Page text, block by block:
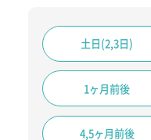
土日(2,3日)
1ヶ月前後
4,5ヶ月前後